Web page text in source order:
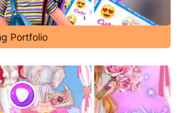
Portfolio